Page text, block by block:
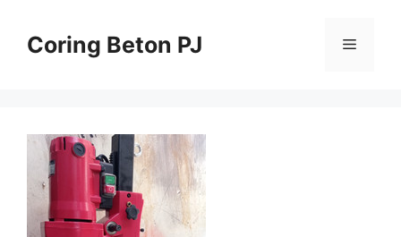
contentCoring Beton PJ Menu